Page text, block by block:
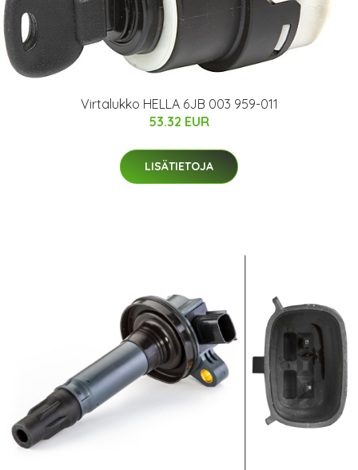
Virtalukko HELLA 6JB 003 959-011
53.32 EUR
LISÄTIETOJA